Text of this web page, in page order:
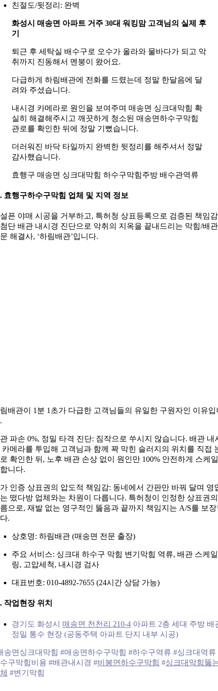
친절도/뒷정리: 완벽
화성시 매송면 아파트 거주 30대 워킹맘 고객님의 실제 후
기
퇴근 후 세탁실 배수구로 오수가 올라와 물바다가 되고 악
취까지 진동해서 멘붕이 왔어요.
다급하게 하림배관에 전화를 드렸는데 정말 한달음에 달
려와 주셨습니다.
내시경 카메라로 원인을 보여주며 매송면 싱크대막힘 확
실히 해결해주시고 깨끗하게 청소된 매송면하수구막힘
관로를 확인한 뒤에 정말 기뻤습니다.
더러워진 바닥 타일까지 완벽한 뒷정리를 해주셔서 정말
감사했습니다.
효행구 매송면 싱크대막힘 하수구막힘주방 배수관역류
효행구하수구막힘 업체 및 지역 정보
픈 야매 시공을 거부하고, 특허청 상표등록으로 검증된 책임
단 배관 내시경 진단으로 악취의 지옥을 끝내드리는 막힘/배관
해결사, ‘하림배관’입니다.
배관이 1분 1초가 다급한 고객님들의 유일한 구원자인 이유입
파손 0%, 정밀 타격 진단: 짐작으로 쑤시지 않습니다. 배관 내
카메라를 투입해 고객님과 함께 꽉 막힌 슬러지의 위치를 직접
확인한 뒤, 노후 배관 손상 없이 원인만 100% 안전하게 스케일
니다.
인증 상표권의 압도적 책임감: 동네에서 간판만 바꿔 달며 영
떴다방 업체와는 차원이 다릅니다. 특허청이 인정한 상표권의
으로, 재발 없는 영구적인 뚫음과 끝까지 책임지는 A/S를 보장
.
상호명: 하림배관 (매송면 전문 출장)
주요 서비스: 싱크대 하수구 막힘 변기막힘 역류, 배관 스케일
링, 고압세척, 내시경 검사
대표번호: 010-4892-7655 (24시간 상담 가능)
작업현장 위치
경기도 화성시 매송면 천천리 210-4아파트 2층 세대 주방 배
정밀 통수 현장 (공동주택 아파트 단지 내부 시공)
송면싱크대막힘 #매송면하수구막힘 #하수구역류 #싱크대역류
구막힘비용 #배관내시경 #비봉면하수구막힘 #싱크대막힘뚫
#변기막힘